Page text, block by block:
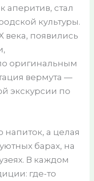
аперитив, стал
культуры.
века, появились
оригинальным
вермута —
экскурсии по
напиток, а целая
барах, на
В каждом
где-то